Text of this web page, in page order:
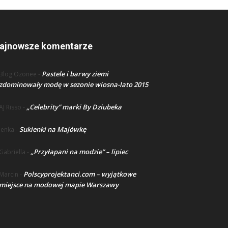
komentarze
Blog Ozonee - Pastele i barwy ziemi
modę w sezonie wiosna-lato 2015
Risso - „Celebrity” marki By Dziubeka
lenka - Sukienki na Majówkę
Gabriella - „Przyłapani na modzie” – lipiec
Marcin - Polscyprojektanci.com – wyjątkowe
miejsce na modowej mapie Warszawy